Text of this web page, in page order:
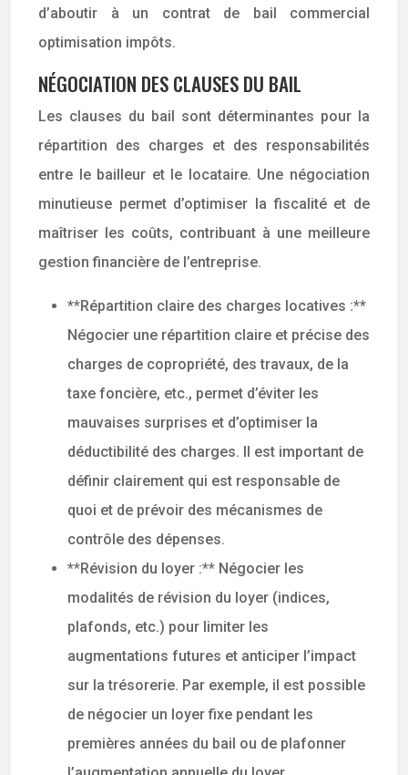
d’aboutir à un contrat de bail commercial
optimisation impôts.
NÉGOCIATION DES CLAUSES DU BAIL
Les clauses du bail sont déterminantes pour la
répartition des charges et des responsabilités
entre le bailleur et le locataire. Une négociation
minutieuse permet d’optimiser la fiscalité et de
maîtriser les coûts, contribuant à une meilleure
gestion financière de l’entreprise.
**Répartition claire des charges locatives :**
Négocier une répartition claire et précise des
charges de copropriété, des travaux, de la
taxe foncière, etc., permet d’éviter les
mauvaises surprises et d’optimiser la
déductibilité des charges. Il est important de
définir clairement qui est responsable de
quoi et de prévoir des mécanismes de
contrôle des dépenses.
**Révision du loyer :** Négocier les
modalités de révision du loyer (indices,
plafonds, etc.) pour limiter les
augmentations futures et anticiper l’impact
sur la trésorerie. Par exemple, il est possible
de négocier un loyer fixe pendant les
premières années du bail ou de plafonner